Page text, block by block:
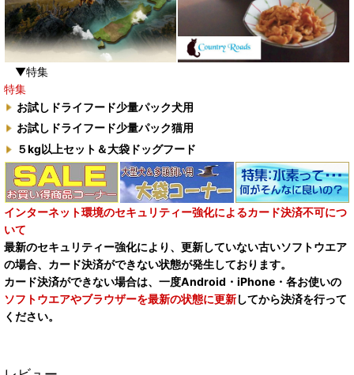
▼特集
特集
お試しドライフード少量パック犬用
お試しドライフード少量パック猫用
５kg以上セット＆大袋ドッグフード
インターネット環境のセキュリティー強化によるカード決済不可につ
いて
最新のセキュリティー強化により、更新していない古いソフトウエア
の場合、カード決済ができない状態が発生しております。
カード決済ができない場合は、一度Android・iPhone・各お使いの
ソフトウエアやブラウザーを最新の状態に更新してから決済を行って
ください。